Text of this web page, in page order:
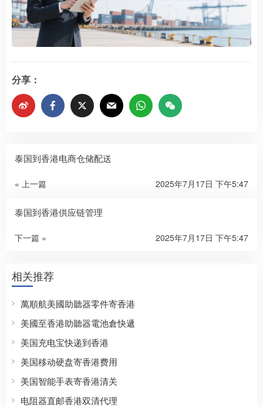
分享：
泰国到香港电商仓储配送
« 上一篇 2025年7月17日 下午5:47
泰国到香港供应链管理
下一篇 » 2025年7月17日 下午5:47
相关推荐
萬順航美國助聽器零件寄香港
美國至香港助聽器電池倉快遞
美国充电宝快递到香港
美国移动硬盘寄香港费用
美国智能手表寄香港清关
电阻器直邮香港双清代理